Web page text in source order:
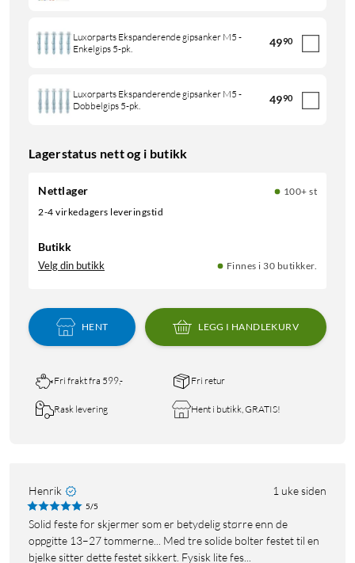
Luxorparts Ekspanderende gipsanker M5 -
Enkelgips 5-pk.
4990
Luxorparts Ekspanderende gipsanker M5 -
Dobbelgips 5-pk.
4990
Lagerstatus nett og i butikk
Nettlager
100+ st
2-4 virkedagers leveringstid
Butikk
Velg din butikk Finnes i 30 butikker.
HENT LEGG I HANDLEKURV
Fri frakt fra 599,- Fri retur
Rask levering Hent i butikk, GRATIS!
Henrik 1 uke siden
5/5
Solid feste for skjermer som er betydelig større enn de
oppgitte 13–27 tommerne... Med tre solide bolter festet til en
bjelke sitter dette festet sikkert. Fysisk lite fes...